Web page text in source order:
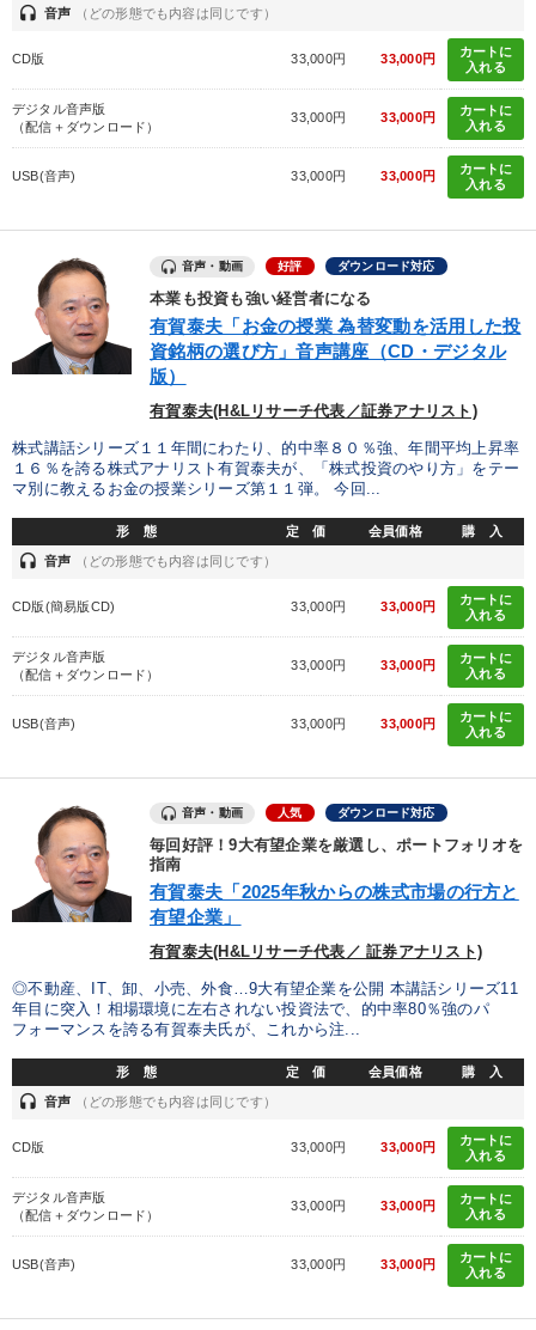
2025年夏季全国経営者セミナー収録講演ＣＤ・講演ＤＶＤ・デジ
タル版（音声／動画ストリーミング・ダウンロード）
2025年春季全国経営者セミナー収録講演ＣＤ・講演ＤＶＤ・デジ
タル版（音声／動画ストリーミング・ダウンロード）
【1月】音声・映像
目的別
組織を強化したい リーダーの魅力向上
社員研修を行いたい
販売力を強化したい 発想力を磨きたい
※「更新」を押すと「カテゴリー」「目的別」「キーワード」を更新いただけます。
すべての音声・動画（全2077タイトル）からお探しいただけます
タグ・キーワード
イノベーション M&A
資産運用 プロ経営者 デジタルマーケティング
テレビ・ネットで話題 早わかり スポーツ関連
中小企業 ベンチャー 稲盛和夫
未来先見
headset 音声 （どの形態でも内容は同じです）
CD版 33,000円 33,000円
カートに
入れる
デジタル音声版
（配信＋ダウンロード）
33,000円 33,000円
カートに
入れる
USB(音声) 33,000円 33,000円
カートに
入れる
音声・動画 好評 ダウンロード対応
本業も投資も強い経営者になる
有賀泰夫「お金の授業 為替変動を活用した投
資銘柄の選び方」音声講座（CD・デジタル
版）
有賀泰夫(H&Lリサーチ代表／証券アナリスト)
株式講話シリーズ１１年間にわたり、的中率８０％強、年間平均上昇率
１６％を誇る株式アナリスト有賀泰夫が、「株式投資のやり方」をテー
マ別に教えるお金の授業シリーズ第１１弾。 今回...
形 態 定 価 会員価格 購 入
headset 音声 （どの形態でも内容は同じです）
CD版(簡易版CD) 33,000円 33,000円
カートに
入れる
デジタル音声版
（配信＋ダウンロード）
33,000円 33,000円
カートに
入れる
USB(音声) 33,000円 33,000円
カートに
入れる
音声・動画 人気 ダウンロード対応
毎回好評！9大有望企業を厳選し、ポートフォリオを
指南
有賀泰夫「2025年秋からの株式市場の行方と
有望企業」
有賀泰夫(H&Lリサーチ代表／ 証券アナリスト)
◎不動産、IT、卸、小売、外食…9大有望企業を公開 本講話シリーズ11
年目に突入！相場環境に左右されない投資法で、的中率80％強のパ
フォーマンスを誇る有賀泰夫氏が、これから注...
形 態 定 価 会員価格 購 入
headset 音声 （どの形態でも内容は同じです）
CD版 33,000円 33,000円
カートに
入れる
デジタル音声版
（配信＋ダウンロード）
33,000円 33,000円
カートに
入れる
USB(音声) 33,000円 33,000円
カートに
入れる